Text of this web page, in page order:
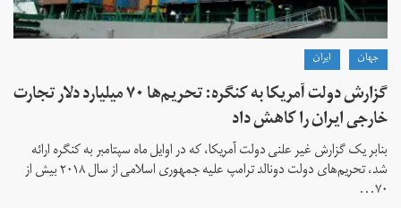
جهان ايران
گزارش دولت آمریکا به کنگره: تحریم‌ها ۷۰ میلیارد دلار تجارت
خارجی ایران را کاهش داد
بنابر یک گزارش غیر علنی دولت آمریکا، که در اوایل ماه سپتامبر به کنگره ارائه
شد، تحریم‌های دولت دونالد ترامپ علیه جمهوری اسلامی از سال ۲۰۱۸ بیش از
۷۰...